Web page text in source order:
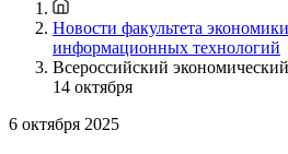
Новости факультета
информационных технологий
Всероссийский
14 октября
6 октября 2025